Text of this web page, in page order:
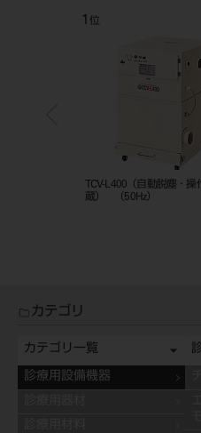
1 位
TCV-L400（自動脱塵・操
蔵） （50Hz）
カテゴリ
カテゴリ一覧
診療用設備機器